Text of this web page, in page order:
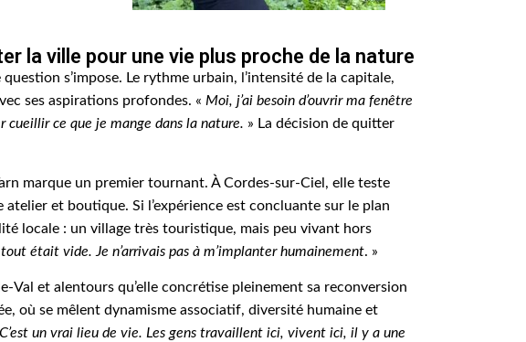
la ville pour une vie plus proche de la nature
s’impose. Le rythme urbain, l’intensité de la capitale,
ses aspirations profondes. « Moi, j’ai besoin d’ouvrir ma fenêtre
cueillir ce que je mange dans la nature. » La décision de quitter
marque un premier tournant. À Cordes-sur-Ciel, elle teste
et boutique. Si l’expérience est concluante sur le plan
locale : un village très touristique, mais peu vivant hors
était vide. Je n’arrivais pas à m’implanter humainement. »
Val et alentours qu’elle concrétise pleinement sa reconversion
où se mêlent dynamisme associatif, diversité humaine et
C’est un vrai lieu de vie. Les gens travaillent ici, vivent ici, il y a une